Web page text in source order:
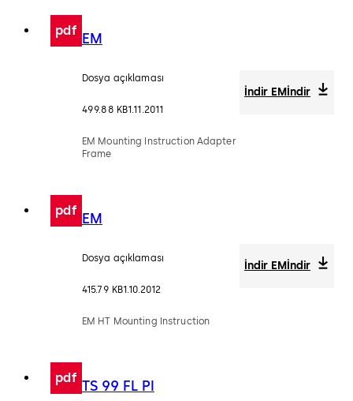
pdf EM
Dosya açıklaması
499.88 KB1.11.2011
EM Mounting Instruction Adapter
Frame
İndir EMİndir
pdf EM
Dosya açıklaması
415.79 KB1.10.2012
EM HT Mounting Instruction
İndir EMİndir
pdf TS 99 FL PI